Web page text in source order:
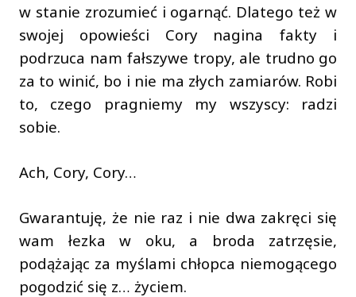
w stanie zrozumieć i ogarnąć. Dlatego też w
swojej opowieści Cory nagina fakty i
podrzuca nam fałszywe tropy, ale trudno go
za to winić, bo i nie ma złych zamiarów. Robi
to, czego pragniemy my wszyscy: radzi
sobie.
Ach, Cory, Cory…
Gwarantuję, że nie raz i nie dwa zakręci się
wam łezka w oku, a broda zatrzęsie,
podążając za myślami chłopca niemogącego
pogodzić się z… życiem.